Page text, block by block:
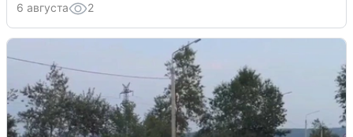
6 августа 2